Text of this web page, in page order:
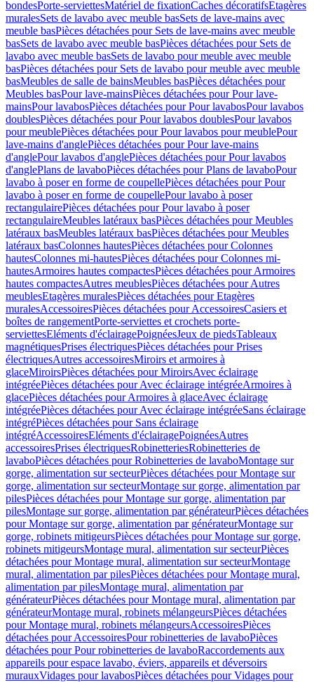
bondesPorte-serviettesMatériel de fixationCaches décoratifsEtagères
muralesSets de lavabo avec meuble basSets de lave-mains avec
meuble basPièces détachées pour Sets de lave-mains avec meuble
basSets de lavabo avec meuble basPièces détachées pour Sets de
lavabo avec meuble basSets de lavabo pour meuble avec meuble
basPièces détachées pour Sets de lavabo pour meuble avec meuble
basMeubles de salle de bainsMeubles basPièces détachées pour
Meubles basPour lave-mainsPièces détachées pour Pour lave-
mainsPour lavabosPièces détachées pour Pour lavabosPour lavabos
doublesPièces détachées pour Pour lavabos doublesPour lavabos
pour meublePièces détachées pour Pour lavabos pour meublePour
lave-mains d'anglePièces détachées pour Pour lave-mains
d'anglePour lavabos d'anglePièces détachées pour Pour lavabos
d'anglePlans de lavaboPièces détachées pour Plans de lavaboPour
lavabo à poser en forme de coupellePièces détachées pour Pour
lavabo à poser en forme de coupellePour lavabo à poser
rectangulairePièces détachées pour Pour lavabo à poser
rectangulaireMeubles latéraux basPièces détachées pour Meubles
latéraux basMeubles latéraux basPièces détachées pour Meubles
latéraux basColonnes hautesPièces détachées pour Colonnes
hautesColonnes mi-hautesPièces détachées pour Colonnes mi-
hautesArmoires hautes compactesPièces détachées pour Armoires
hautes compactesAutres meublesPièces détachées pour Autres
meublesEtagères muralesPièces détachées pour Etagères
muralesAccessoiresPièces détachées pour AccessoiresCasiers et
boîtes de rangementPorte-serviettes et crochets porte-
serviettesEléments d'éclairagePoignéesJeux de piedsTableaux
magnétiquesPrises électriquesPièces détachées pour Prises
électriquesAutres accessoiresMiroirs et armoires à
glaceMiroirsPièces détachées pour MiroirsAvec éclairage
intégréePièces détachées pour Avec éclairage intégréeArmoires à
glacePièces détachées pour Armoires à glaceAvec éclairage
intégréePièces détachées pour Avec éclairage intégréeSans éclairage
intégréPièces détachées pour Sans éclairage
intégréAccessoiresEléments d'éclairagePoignéesAutres
accessoiresPrises électriquesRobinetteriesRobinetteries de
lavaboPièces détachées pour Robinetteries de lavaboMontage sur
gorge, alimentation sur secteurPièces détachées pour Montage sur
gorge, alimentation sur secteurMontage sur gorge, alimentation par
pilesPièces détachées pour Montage sur gorge, alimentation par
pilesMontage sur gorge, alimentation par générateurPièces détachées
pour Montage sur gorge, alimentation par générateurMontage sur
gorge, robinets mitigeursPièces détachées pour Montage sur gorge,
robinets mitigeursMontage mural, alimentation sur secteurPièces
détachées pour Montage mural, alimentation sur secteurMontage
mural, alimentation par pilesPièces détachées pour Montage mural,
alimentation par pilesMontage mural, alimentation par
générateurPièces détachées pour Montage mural, alimentation par
générateurMontage mural, robinets mélangeursPièces détachées
pour Montage mural, robinets mélangeursAccessoiresPièces
détachées pour AccessoiresPour robinetteries de lavaboPièces
détachées pour Pour robinetteries de lavaboRaccordements aux
appareils pour espace lavabo, éviers, appareils et déversoirs
murauxVidages pour lavabosPièces détachées pour Vidages pour